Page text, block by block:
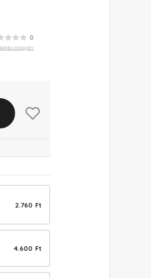
0
alapján
2.760 Ft
4.600 Ft